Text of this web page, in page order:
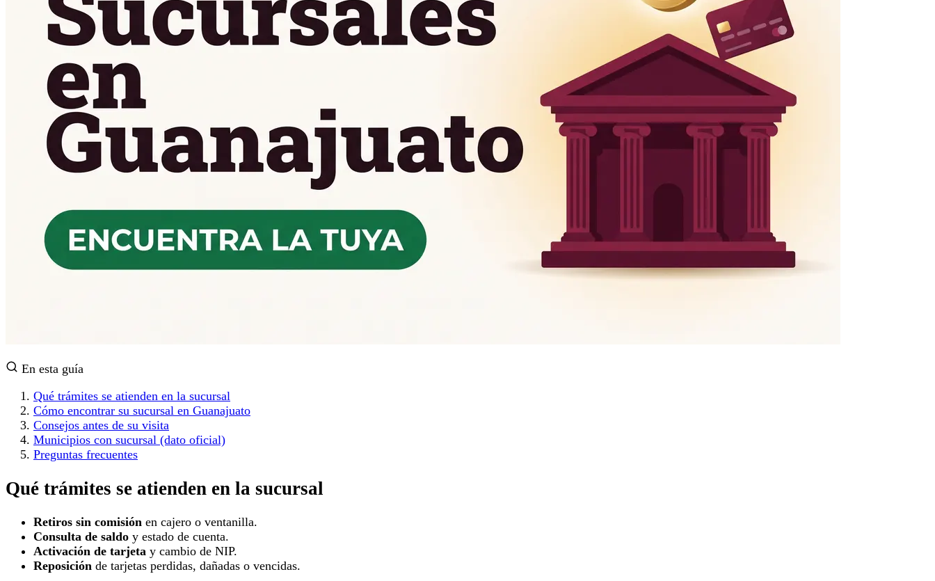
En esta guía
Qué trámites se atienden en la sucursal
Cómo encontrar su sucursal en Guanajuato
Consejos antes de su visita
Municipios con sucursal (dato oficial)
Preguntas frecuentes
Qué trámites se atienden en la sucursal
Retiros sin comisión en cajero o ventanilla.
Consulta de saldo y estado de cuenta.
Activación de tarjeta y cambio de NIP.
Reposición de tarjetas perdidas, dañadas o vencidas.